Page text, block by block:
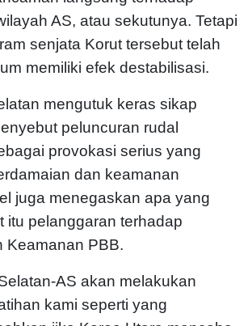
AS, atau sekutunya. Tetapi
senjata Korut tersebut telah
memiliki efek destabilisasi.
mengutuk keras sikap
peluncuran rudal
provokasi serius yang
dan keamanan
juga menegaskan apa yang
itu pelanggaran terhadap
Keamanan PBB.
AS akan melakukan
kami seperti yang